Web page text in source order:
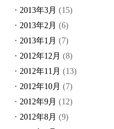
2013年3月 (15)
2013年2月 (6)
2013年1月 (7)
2012年12月 (8)
2012年11月 (13)
2012年10月 (7)
2012年9月 (12)
2012年8月 (9)